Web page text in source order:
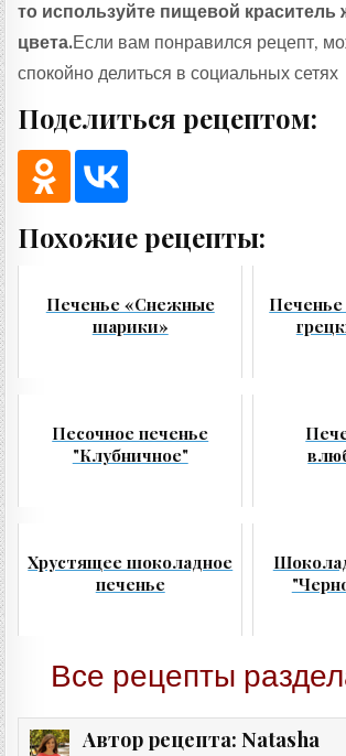
то используйте пищевой краситель
цвета.Если вам понравился рецепт,
спокойно делиться в социальных сетях
Поделиться рецептом:
Похожие рецепты:
Печенье «Снежные
шарики»
Песочное печенье
"Клубничное"
Хрустящее шоколадное
печенье
Все рецепты
Автор рецепта: Natasha